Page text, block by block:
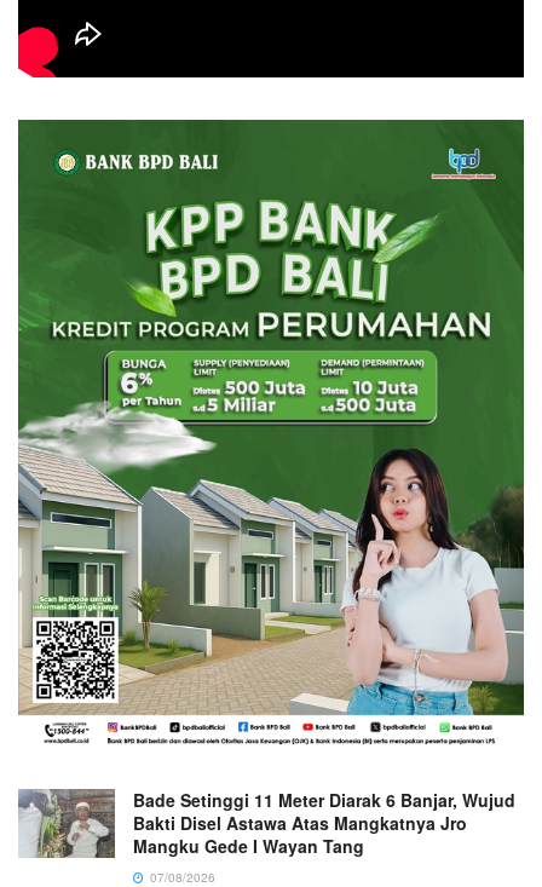
Bade Setinggi 11 Meter Diarak 6 Banjar, Wujud
Bakti Disel Astawa Atas Mangkatnya Jro
Mangku Gede I Wayan Tang
07/08/2026